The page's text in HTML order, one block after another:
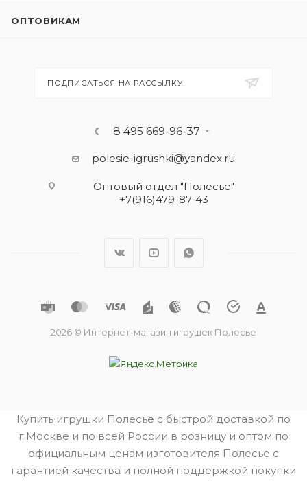
ОПТОВИКАМ
ПОДПИСАТЬСЯ НА РАССЫЛКУ
8 495 669-96-37
polesie-igrushki@yandex.ru
Оптовый отдел "Полесье"
+7(916)479-87-43
2026 © Интернет-магазин игрушек Полесье
Купить игрушки Полесье с быстрой доставкой по
г.Москве и по всей России в розницу и оптом по
официальным ценам изготовителя Полесье с
гарантией качества и полной поддержкой покупки